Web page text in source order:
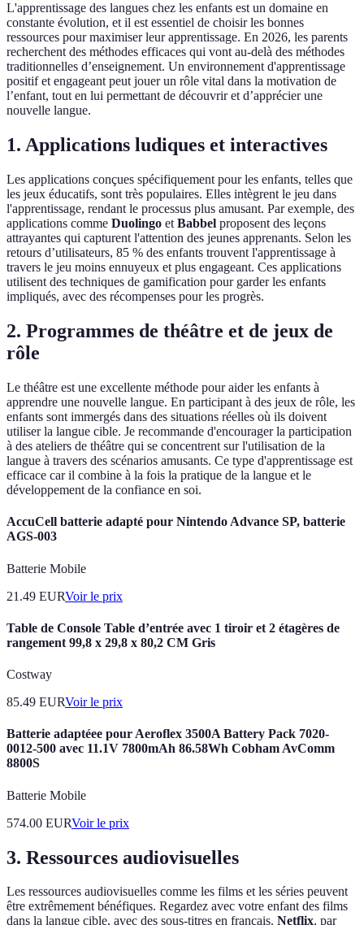
L'apprentissage des langues chez les enfants est un domaine en
constante évolution, et il est essentiel de choisir les bonnes
ressources pour maximiser leur apprentissage. En 2026, les parents
recherchent des méthodes efficaces qui vont au-delà des méthodes
traditionnelles d’enseignement. Un environnement d'apprentissage
positif et engageant peut jouer un rôle vital dans la motivation de
l’enfant, tout en lui permettant de découvrir et d’apprécier une
nouvelle langue.
1. Applications ludiques et interactives
Les applications conçues spécifiquement pour les enfants, telles que
les jeux éducatifs, sont très populaires. Elles intègrent le jeu dans
l'apprentissage, rendant le processus plus amusant. Par exemple, des
applications comme Duolingo et Babbel proposent des leçons
attrayantes qui capturent l'attention des jeunes apprenants. Selon les
retours d’utilisateurs, 85 % des enfants trouvent l'apprentissage à
travers le jeu moins ennuyeux et plus engageant. Ces applications
utilisent des techniques de gamification pour garder les enfants
impliqués, avec des récompenses pour les progrès.
2. Programmes de théâtre et de jeux de
rôle
Le théâtre est une excellente méthode pour aider les enfants à
apprendre une nouvelle langue. En participant à des jeux de rôle, les
enfants sont immergés dans des situations réelles où ils doivent
utiliser la langue cible. Je recommande d'encourager la participation
à des ateliers de théâtre qui se concentrent sur l'utilisation de la
langue à travers des scénarios amusants. Ce type d'apprentissage est
efficace car il combine à la fois la pratique de la langue et le
développement de la confiance en soi.
AccuCell batterie adapté pour Nintendo Advance SP, batterie
AGS-003
Batterie Mobile
21.49 EURVoir le prix
Table de Console Table d’entrée avec 1 tiroir et 2 étagères de
rangement 99,8 x 29,8 x 80,2 CM Gris
Costway
85.49 EURVoir le prix
Batterie adaptéee pour Aeroflex 3500A Battery Pack 7020-
0012-500 avec 11.1V 7800mAh 86.58Wh Cobham AvComm
8800S
Batterie Mobile
574.00 EURVoir le prix
3. Ressources audiovisuelles
Les ressources audiovisuelles comme les films et les séries peuvent
être extrêmement bénéfiques. Regardez avec votre enfant des films
dans la langue cible, avec des sous-titres en français. Netflix, par